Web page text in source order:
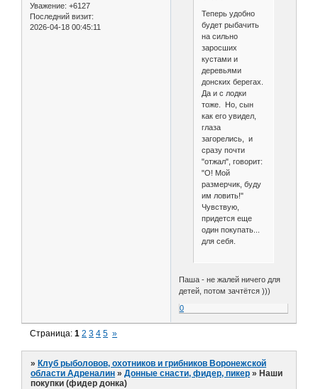
Уважение: +6127
Последний визит:
2026-04-18 00:45:11
Теперь удобно
будет рыбачить
на сильно
заросших
кустами и
деревьями
донских берегах.
Да и с лодки
тоже. Но, сын
как его увидел,
глаза
загорелись, и
сразу почти
"отжал", говорит:
"О! Мой
размерчик, буду
им ловить!"
Чувствую,
придется еще
один покупать...
для себя.
Паша - не жалей ничего для
детей, потом зачтётся )))
0
Страница:1 2 3 4 5 »
»Клуб рыболовов, охотников и грибников Воронежской
области Адреналин »Донные снасти, фидер, пикер »Наши
покупки (фидер донка)